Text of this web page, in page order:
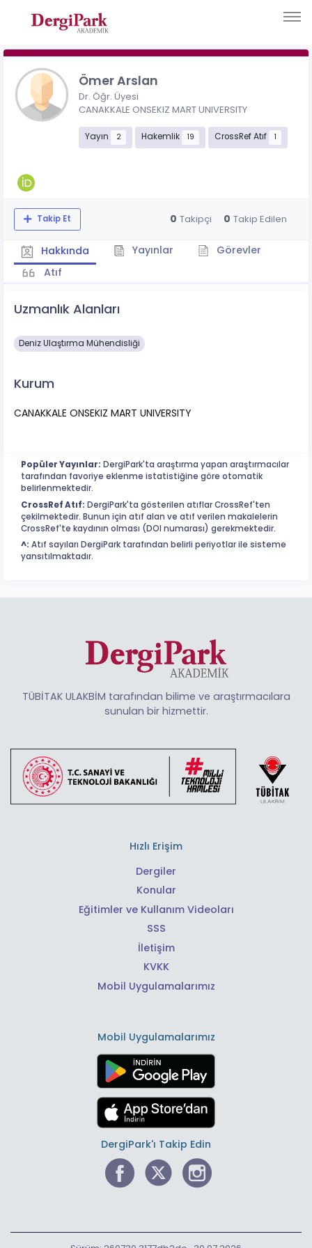
Ömer Arslan
Dr. Öğr. Üyesi
CANAKKALE ONSEKIZ MART UNIVERSITY
Yayın 2 Hakemlik 19 CrossRef Atıf 1
Takip Et 0 Takipçi 0 Takip Edilen
Hakkında Yayınlar
Görevler
Atıf
Uzmanlık Alanları
Deniz Ulaştırma Mühendisliği
Kurum
CANAKKALE ONSEKIZ MART UNIVERSITY
Popüler Yayınlar: DergiPark'ta araştırma yapan araştırmacılar
tarafından favoriye eklenme istatistiğine göre otomatik
belirlenmektedir.
CrossRef Atıf: DergiPark'ta gösterilen atıflar CrossRef'ten
çekilmektedir. Bunun için atıf alan ve atıf verilen makalelerin
CrossRef'te kaydının olması (DOI numarası) gerekmektedir.
^: Atıf sayıları DergiPark tarafından belirli periyotlar ile sisteme
yansıtılmaktadır.
TÜBİTAK ULAKBİM tarafından bilime ve araştırmacılara
sunulan bir hizmettir.
Hızlı Erişim
Dergiler
Konular
Eğitimler ve Kullanım Videoları
SSS
İletişim
KVKK
Mobil Uygulamalarımız
Mobil Uygulamalarımız
DergiPark'ı Takip Edin